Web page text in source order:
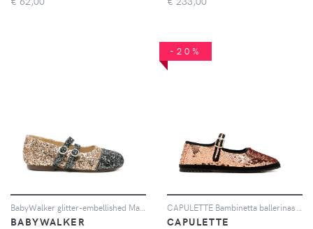
BABYWALKER
-20%
CAPULETTE